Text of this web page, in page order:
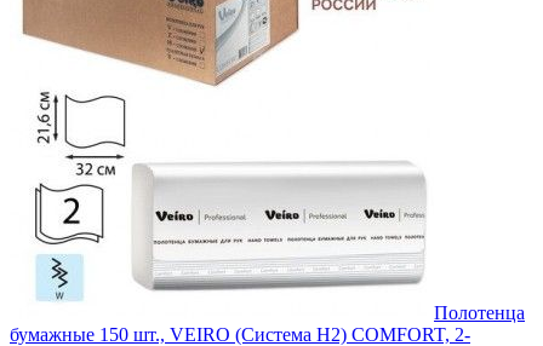
Полотенца
бумажные 150 шт., VEIRO (Система H2) COMFORT, 2-